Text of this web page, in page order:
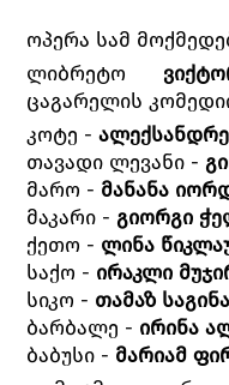
ოპერა სამ
ლიბრეტო
ცაგარელის
კოტე -
თავადი ლევანი -
მარო - მანანა
მაკარი - გიორგი
ქეთო - ლინა
საქო - ირაკლი
სიკო - თამაზ
ბარბალე - ირინა
ბაბუსი - მარიამ